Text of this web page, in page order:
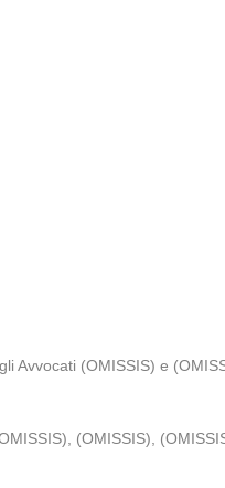
Avvocati (OMISSIS) e
(OMISSIS),